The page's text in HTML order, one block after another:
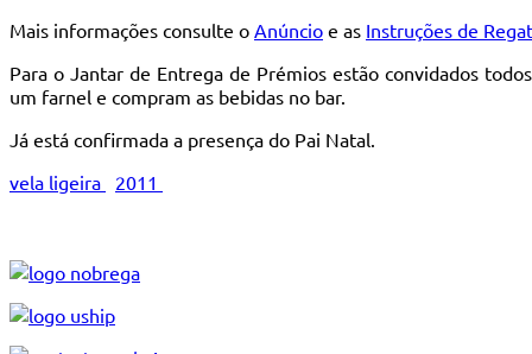
Mais informações consulte o Anúncio e as Instruções de
Para o Jantar de Entrega de Prémios estão convidados
um farnel e compram as bebidas no bar.
Já está confirmada a presença do Pai Natal.
vela ligeira
2011